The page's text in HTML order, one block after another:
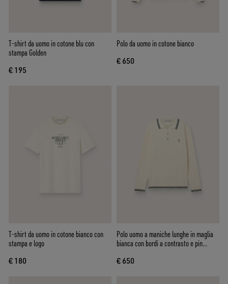
T-shirt da uomo in cotone blu con
stampa Golden
€ 195
Polo da uomo in cotone bianco
€ 650
T-shirt da uomo in cotone bianco con
stampa e logo
€ 180
Polo uomo a maniche lunghe in maglia
bianca con bordi a contrasto e pin
€ 650